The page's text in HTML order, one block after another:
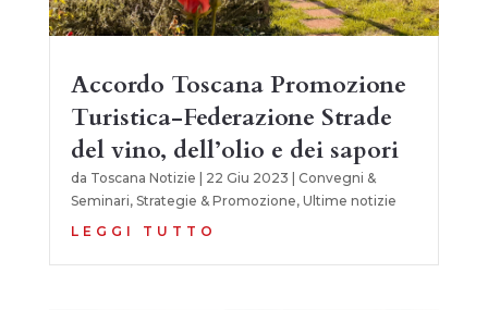
Accordo Toscana Promozione
Turistica-Federazione Strade
del vino, dell’olio e dei sapori
da Toscana Notizie | 22 Giu 2023 | Convegni &
Seminari, Strategie & Promozione, Ultime notizie
LEGGI TUTTO